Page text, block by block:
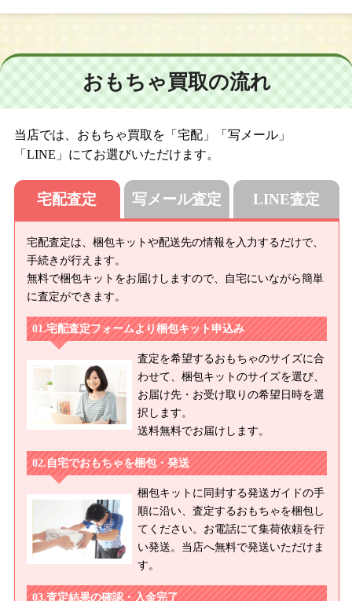
おもちゃ買取の流れ
当店では、おもちゃ買取を「宅配」「写メール」
「LINE」にてお選びいただけます。
宅配査定
宅配査定は、梱包キットや配送先の情報を入力するだけで、
手続きが行えます。
無料で梱包キットをお届けしますので、自宅にいながら簡単
に査定ができます。
宅配査定フォームより梱包キット申込み
査定を希望するおもちゃのサイズに合
わせて、梱包キットのサイズを選び、
お届け先・お受け取りの希望日時を選
択します。
送料無料でお届けします。
自宅でおもちゃを梱包・発送
梱包キットに同封する発送ガイドの手
順に沿い、査定するおもちゃを梱包し
てください。お電話にて集荷依頼を行
い発送。当店へ無料で発送いただけま
す。
査定結果の確認・入金完了
写メール査定 LINE査定